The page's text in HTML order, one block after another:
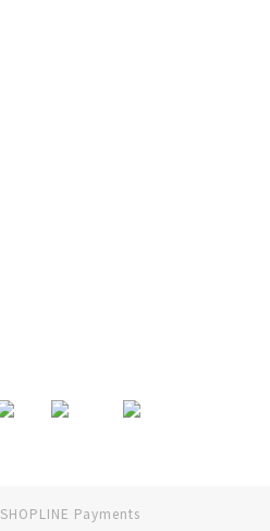
SHOPLINE Payments